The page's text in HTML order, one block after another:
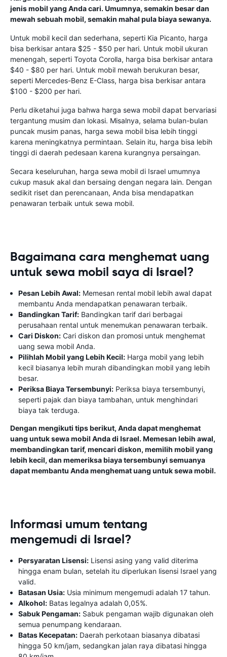
jenis mobil yang Anda cari. Umumnya, semakin besar dan
mewah sebuah mobil, semakin mahal pula biaya sewanya.
Untuk mobil kecil dan sederhana, seperti Kia Picanto, harga
bisa berkisar antara $25 - $50 per hari. Untuk mobil ukuran
menengah, seperti Toyota Corolla, harga bisa berkisar antara
$40 - $80 per hari. Untuk mobil mewah berukuran besar,
seperti Mercedes-Benz E-Class, harga bisa berkisar antara
$100 - $200 per hari.
Perlu diketahui juga bahwa harga sewa mobil dapat bervariasi
tergantung musim dan lokasi. Misalnya, selama bulan-bulan
puncak musim panas, harga sewa mobil bisa lebih tinggi
karena meningkatnya permintaan. Selain itu, harga bisa lebih
tinggi di daerah pedesaan karena kurangnya persaingan.
Secara keseluruhan, harga sewa mobil di Israel umumnya
cukup masuk akal dan bersaing dengan negara lain. Dengan
sedikit riset dan perencanaan, Anda bisa mendapatkan
penawaran terbaik untuk sewa mobil.
Bagaimana cara menghemat uang
untuk sewa mobil saya di Israel?
Pesan Lebih Awal: Memesan rental mobil lebih awal dapat
membantu Anda mendapatkan penawaran terbaik.
Bandingkan Tarif: Bandingkan tarif dari berbagai
perusahaan rental untuk menemukan penawaran terbaik.
Cari Diskon: Cari diskon dan promosi untuk menghemat
uang sewa mobil Anda.
Pilihlah Mobil yang Lebih Kecil: Harga mobil yang lebih
kecil biasanya lebih murah dibandingkan mobil yang lebih
besar.
Periksa Biaya Tersembunyi: Periksa biaya tersembunyi,
seperti pajak dan biaya tambahan, untuk menghindari
biaya tak terduga.
Dengan mengikuti tips berikut, Anda dapat menghemat
uang untuk sewa mobil Anda di Israel. Memesan lebih awal,
membandingkan tarif, mencari diskon, memilih mobil yang
lebih kecil, dan memeriksa biaya tersembunyi semuanya
dapat membantu Anda menghemat uang untuk sewa mobil.
Informasi umum tentang
mengemudi di Israel?
Persyaratan Lisensi: Lisensi asing yang valid diterima
hingga enam bulan, setelah itu diperlukan lisensi Israel yang
valid.
Batasan Usia: Usia minimum mengemudi adalah 17 tahun.
Alkohol: Batas legalnya adalah 0,05%.
Sabuk Pengaman: Sabuk pengaman wajib digunakan oleh
semua penumpang kendaraan.
Batas Kecepatan: Daerah perkotaan biasanya dibatasi
hingga 50 km/jam, sedangkan jalan raya dibatasi hingga